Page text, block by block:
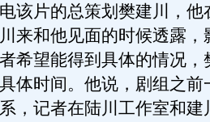
片的总策划樊建川，他
来和他见面的时候透露，
希望能得到具体的情况，
体时间。他说，剧组之前
，记者在陆川工作室和建